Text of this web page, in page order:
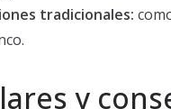
tradicionales:
y